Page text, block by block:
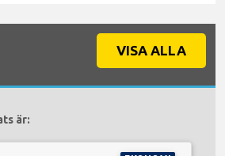
VISA ALLA
är: